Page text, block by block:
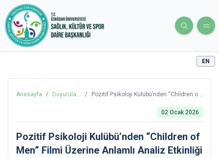
EN
Anasayfa /
Duyurular
/
Pozitif Psikoloji Kulübü’nden “Children of
02 Ocak 2026
Pozitif Psikoloji Kulübü’nden “Children of
Men” Filmi Üzerine Anlamlı Analiz Etkinliği